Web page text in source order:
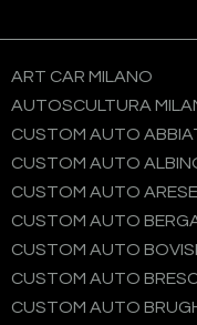
ART CAR MILANO
AUTOSCULTURA
CUSTOM AUTO
CUSTOM AUTO
CUSTOM AUTO ARESE
CUSTOM AUTO
CUSTOM AUTO
CUSTOM AUTO
CUSTOM AUTO